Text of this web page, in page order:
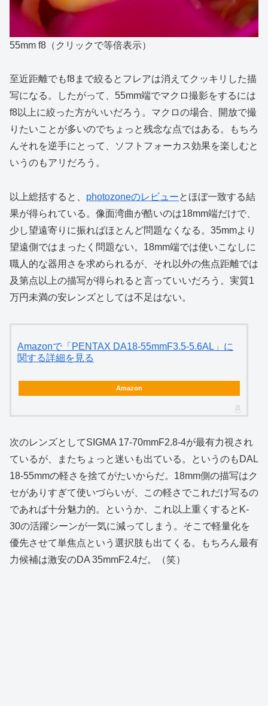
55mm f8（クリックで等倍表示）
至近距離でもf8まで絞るとフレアは消えてクッキリした描
写になる。したがって、55mm端でマクロ撮影をするには
f8以上に絞った方がいいだろう。マクロの場合、開放で撮
りたいことが多いのでちょっと残念な点ではある。もちろ
んそれを逆手にとって、ソフトフォーカス効果を楽しむと
いうのもアリだろう。
以上総括すると、 photozoneのレビューとほぼ一致する結
果が得られている。像面湾曲が酷いのは18mm端だけで、
少し望遠寄りに振ればほとんど問題なくなる。35mmより
望遠側ではまったく問題ない。18mm端では使いこなしに
職人的な器用さを求められるが、それ以外の焦点距離では
及第点以上の描写が得られると言っていいだろう。実質1
万円未満の安レンズとしては不足はない。
Amazonで「PENTAX DA18-55mmF3.5-5.6AL」に
関する詳細を見る
Amazon
次のレンズとしてSIGMA 17-70mmF2.8-4が最有力視され
ているが、またちょっと迷いも出ている。というのもDAL
18-55mmの軽さを捨てがたいからだ。18mm側の描写はク
セがありすぎて使いづらいが、この軽さでこれだけ写るの
であれば十分魅力的。というか、これ以上重くするとK-
30の活躍シーンが一気に減ってしまう。そこで軽量化を
優先させて単焦点という選択肢も出てくる。もちろん最有
力候補は激安のDA 35mmF2.4だ。（笑）